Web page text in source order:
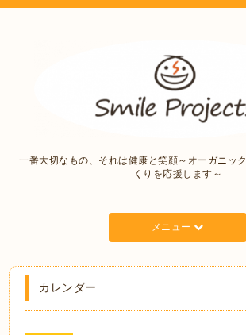
一番大切なもの、それは健康と笑顔～オーガニッ
くりを応援します～
メニュー
カレンダー